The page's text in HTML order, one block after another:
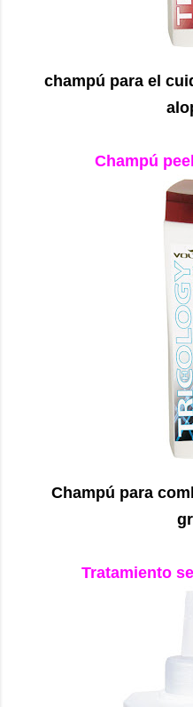
champú para el
Champú
Champú para
Tratamiento